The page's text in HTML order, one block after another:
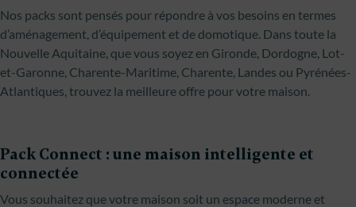
Nos packs sont pensés pour répondre à vos besoins en termes
d’aménagement, d’équipement et de domotique. Dans toute la
Nouvelle Aquitaine, que vous soyez en Gironde, Dordogne, Lot-
et-Garonne, Charente-Maritime, Charente, Landes ou Pyrénées-
Atlantiques, trouvez la meilleure offre pour votre maison.
Pack Connect : une maison intelligente et
connectée
Vous souhaitez que votre maison soit un espace moderne et